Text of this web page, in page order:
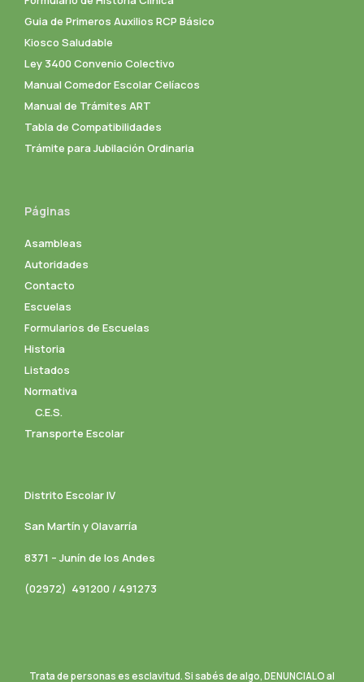
Guia de Primeros Auxilios RCP Básico
Kiosco Saludable
Ley 3400 Convenio Colectivo
Manual Comedor Escolar Celíacos
Manual de Trámites ART
Tabla de Compatibilidades
Trámite para Jubilación Ordinaria
Páginas
Asambleas
Autoridades
Contacto
Escuelas
Formularios de Escuelas
Historia
Listados
Normativa
C.E.S.
Transporte Escolar
Distrito Escolar IV
San Martín y Olavarría
8371 – Junín de los Andes
(02972) 491200 / 491273
Trata de personas es esclavitud. Si sabés de algo, DENUNCIALO al